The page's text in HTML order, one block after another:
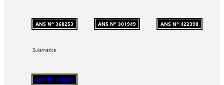
ANS Nº 368253 ANS Nº 301949 ANS Nº 422398
Sulamerica
ANS Nº 416428